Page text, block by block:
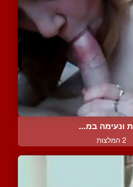
ונעימה במ...
2 המלצות